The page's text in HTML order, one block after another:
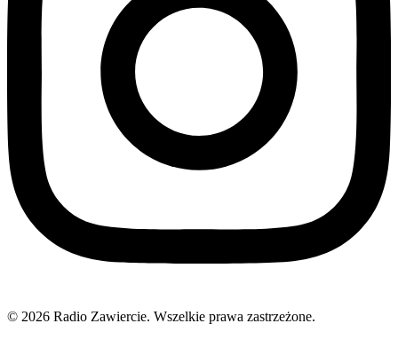
© 2026 Radio Zawiercie. Wszelkie prawa zastrzeżone.